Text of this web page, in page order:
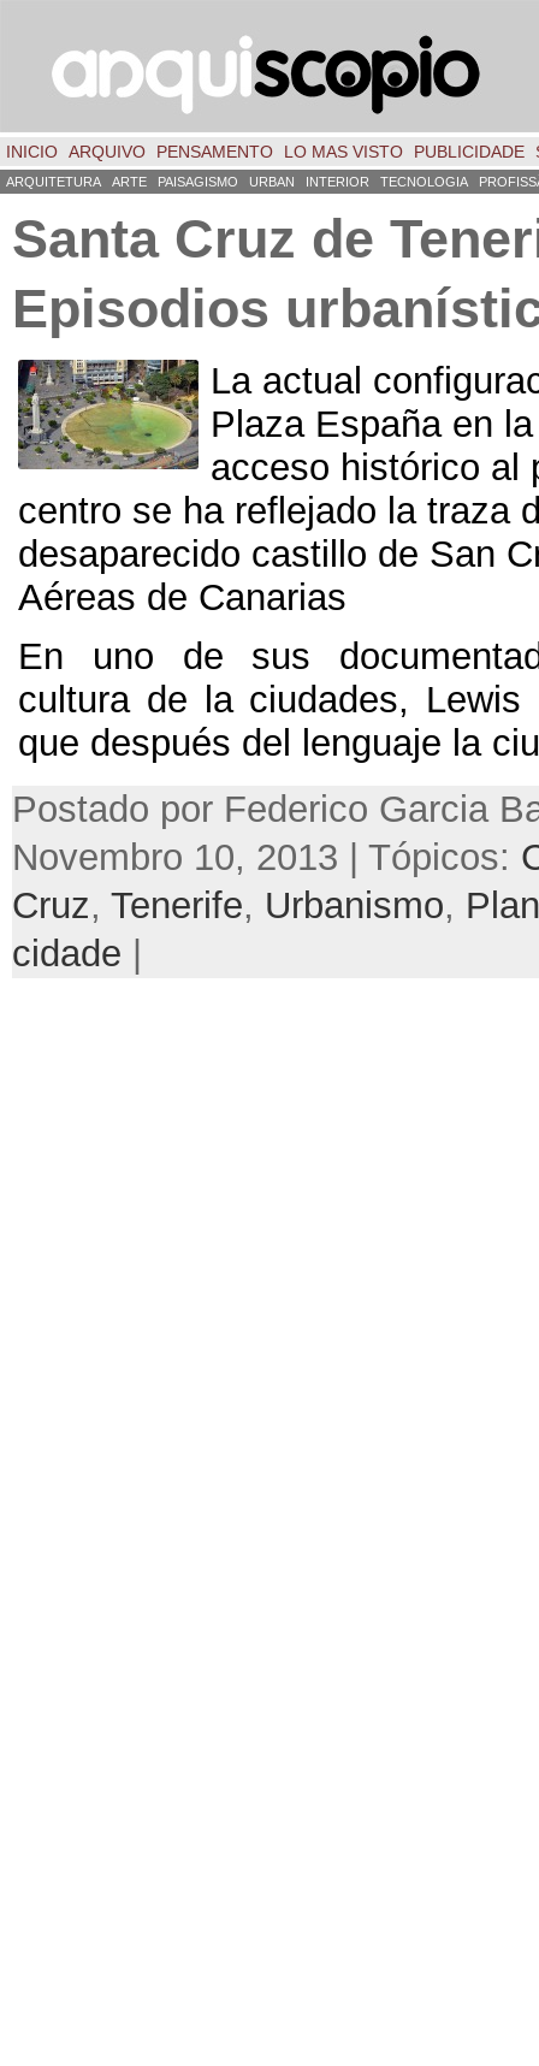
INICIO ARQUIVO PENSAMENTO LO MAS VISTO PUBLICIDADE
ARQUITETURA ARTE PAISAGISMO URBAN INTERIOR TECNOLOGIA
Santa Cruz de
Episodios
La actual
Plaza España en
acceso histórico al
centro se ha reflejado la traza
desaparecido castillo de San
Aéreas de Canarias
En uno de sus
cultura de la ciudades, Lewis
que después del lenguaje la
Postado por Federico Garcia
Novembro 10, 2013 | Tópicos:
Cruz, Tenerife, Urbanismo,
cidade